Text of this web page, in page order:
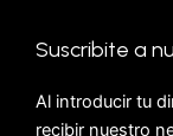
Suscribite a
Al introducir tu
recibir nuestro